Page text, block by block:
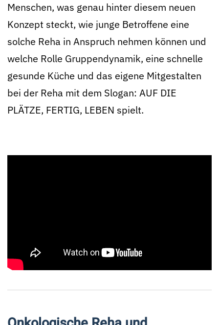
Menschen, was genau hinter diesem neuen
Konzept steckt, wie junge Betroffene eine
solche Reha in Anspruch nehmen können und
welche Rolle Gruppendynamik, eine schnelle
gesunde Küche und das eigene Mitgestalten
bei der Reha mit dem Slogan: AUF DIE
PLÄTZE, FERTIG, LEBEN spielt.